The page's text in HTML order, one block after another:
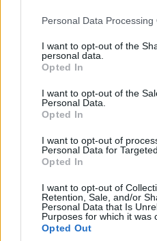
Personal Data Processing
I want to opt-out of the
personal data.
Opted In
I want to opt-out of the
Personal Data.
Opted In
I want to opt-out of
Personal Data for
Opted In
I want to opt-out of
Retention, Sale, and/or
Personal Data that Is
Purposes for which it was
Opted Out
įsitraukimo,
tai Lietuvos valdymo
Lietuvos diena